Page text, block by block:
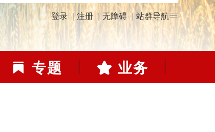
登录 注册 无障碍 站群导航
专题 业务